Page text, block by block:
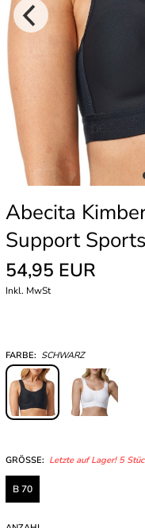
Abecita
Support
54,95 EUR
Inkl. MwSt
FARBE: SCHWARZ
GRÖSSE: Letzte auf Lager! 5
B 70